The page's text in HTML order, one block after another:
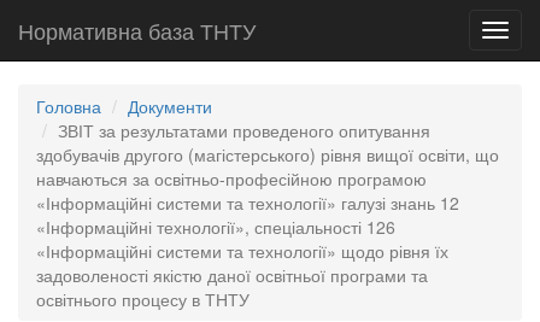
Нормативна база ТНТУ
Головна
Документи
ЗВІТ за результатами проведеного опитування
здобувачів другого (магістерського) рівня вищої освіти, що
навчаються за освітньо-професійною програмою
«Інформаційні системи та технології» галузі знань 12
«Інформаційні технології», спеціальності 126
«Інформаційні системи та технології» щодо рівня їх
задоволеності якістю даної освітньої програми та
освітнього процесу в ТНТУ